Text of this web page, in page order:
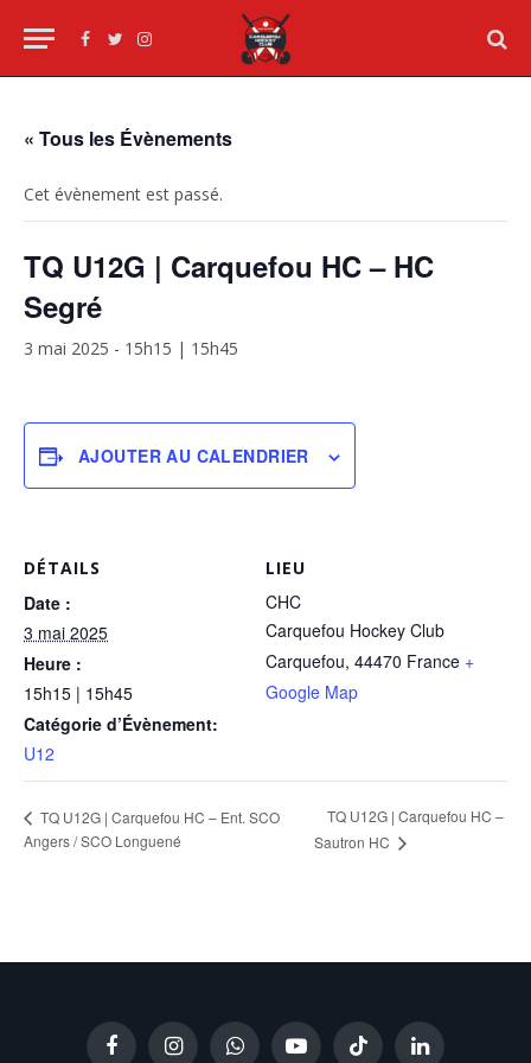
Facebook
TwitterInstagram
« Tous les Évènements
Cet évènement est passé.
TQ U12G | Carquefou HC – HC
Segré
3 mai 2025 - 15h15 | 15h45
AJOUTER AU CALENDRIER
DÉTAILS
Date :
3 mai 2025
Heure :
15h15 | 15h45
Catégorie d’Évènement:
U12
LIEU
CHC
Carquefou Hockey Club
Carquefou, 44470 France +
Google Map
TQ U12G | Carquefou HC – Ent. SCO
Angers / SCO Longuené
TQ U12G | Carquefou HC –
Sautron HC
FacebookInstagramWhatsAppYouTubeTikTok LinkedIn